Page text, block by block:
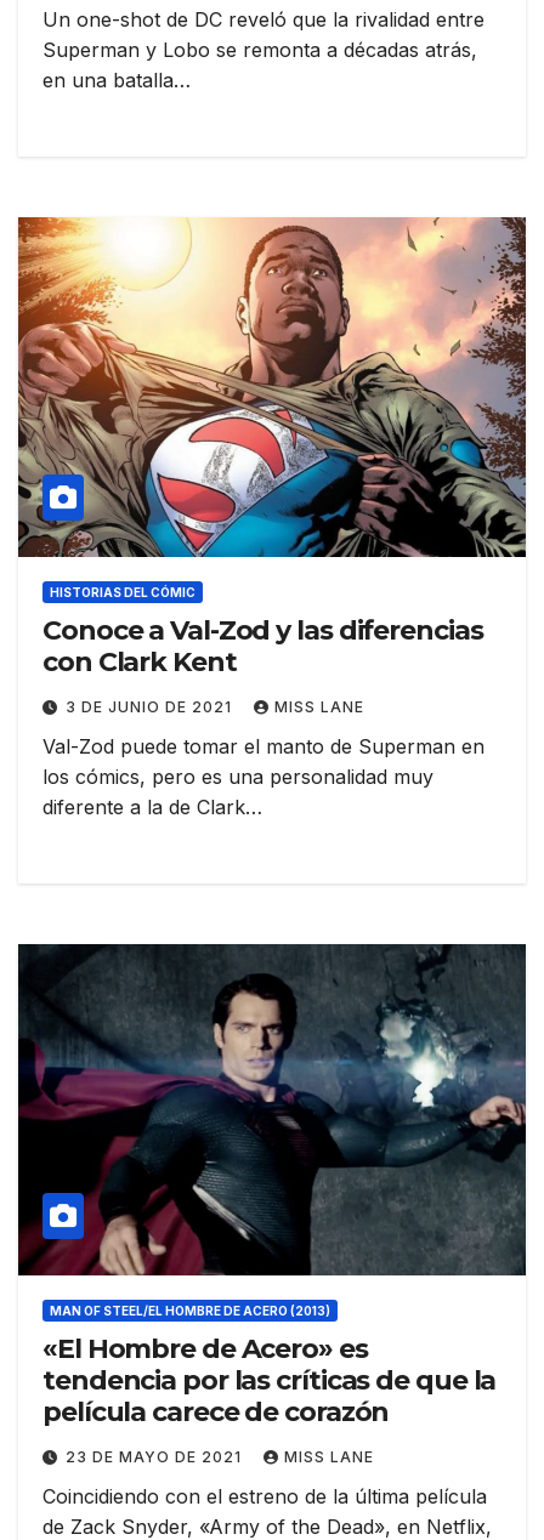
Un one-shot de DC reveló que la rivalidad entre
Superman y Lobo se remonta a décadas atrás,
en una batalla…
HISTORIAS DEL CÓMIC
Conoce a Val-Zod y las diferencias
con Clark Kent
3 DE JUNIO DE 2021 MISS LANE
Val-Zod puede tomar el manto de Superman en
los cómics, pero es una personalidad muy
diferente a la de Clark…
MAN OF STEEL/EL HOMBRE DE ACERO (2013)
«El Hombre de Acero» es
tendencia por las críticas de que la
película carece de corazón
23 DE MAYO DE 2021 MISS LANE
Coincidiendo con el estreno de la última película
de Zack Snyder, «Army of the Dead», en Netflix,